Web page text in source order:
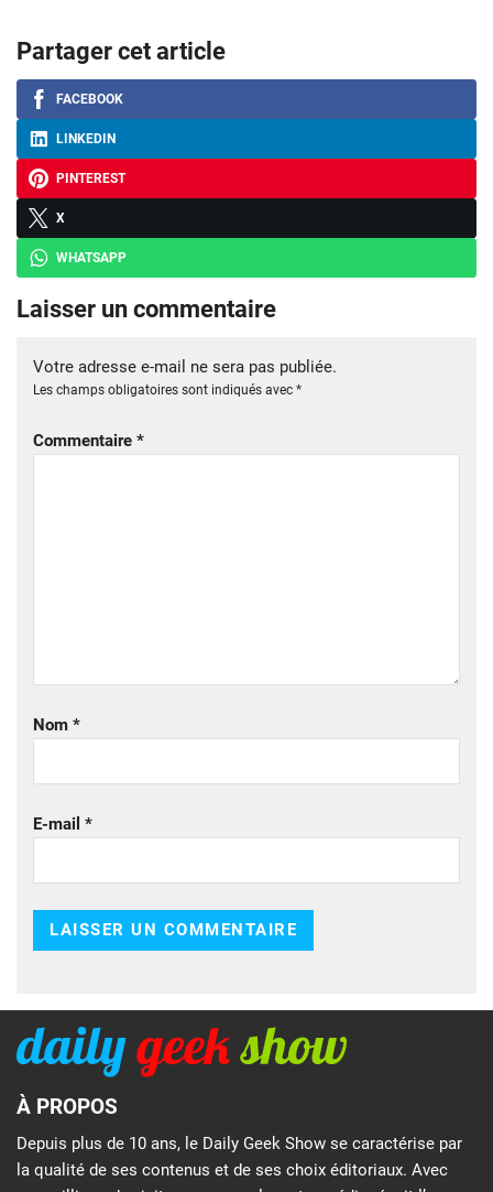
Partager cet article
FACEBOOK
LINKEDIN
PINTEREST
X
WHATSAPP
Laisser un commentaire
Votre adresse e-mail ne sera pas publiée.
Les champs obligatoires sont indiqués avec *
Commentaire *
Nom *
E-mail *
À PROPOS
Depuis plus de 10 ans, le Daily Geek Show se caractérise par
la qualité de ses contenus et de ses choix éditoriaux. Avec